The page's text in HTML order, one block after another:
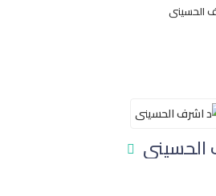
الحسينى